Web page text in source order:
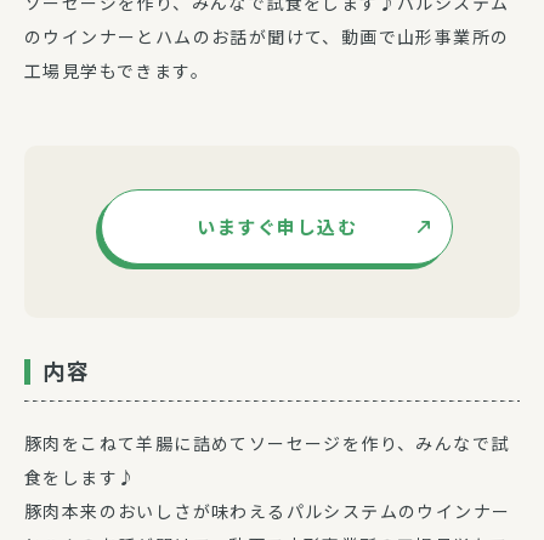
のウインナーとハムのお話が聞けて、動画で山形事業所の
工場見学もできます。
いますぐ申し込む
内容
豚肉をこねて羊腸に詰めてソーセージを作り、みんなで試
食をします♪
豚肉本来のおいしさが味わえるパルシステムのウインナー